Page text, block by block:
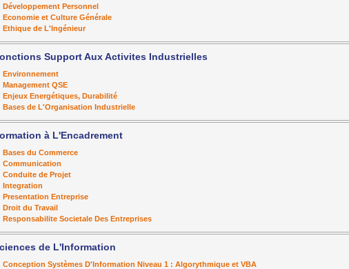
Développement Personnel
Economie et Culture Générale
Ethique de L'Ingénieur
Support Aux Activites Industrielles
Environnement
Management QSE
Enjeux Energétiques, Durabilité
Bases de L'Organisation Industrielle
à L'Encadrement
Bases du Commerce
Communication
Conduite de Projet
Integration
Presentation Entreprise
Droit du Travail
Responsabilite Societale Des Entreprises
de L'Information
Conception Systèmes D'Information Niveau 1 : Algorythmique et VBA